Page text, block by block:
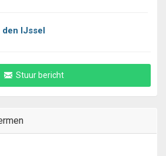
den IJssel
Stuur bericht